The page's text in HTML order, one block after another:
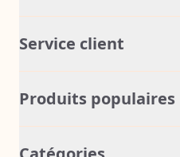
Service client
Produits populaires